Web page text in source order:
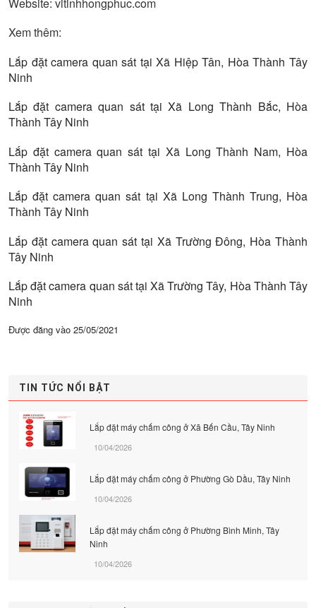
Xem thêm:
Lắp đặt camera quan sát tại Xã Hiệp Tân, Hòa Thành Tây
Ninh
Lắp đặt camera quan sát tại Xã Long Thành Bắc, Hòa
Thành Tây Ninh
Lắp đặt camera quan sát tại Xã Long Thành Nam, Hòa
Thành Tây Ninh
Lắp đặt camera quan sát tại Xã Long Thành Trung, Hòa
Thành Tây Ninh
Lắp đặt camera quan sát tại Xã Trường Đông, Hòa Thành
Tây Ninh
Lắp đặt camera quan sát tại Xã Trường Tây, Hòa Thành Tây
Ninh
Được đăng vào 25/05/2021
TIN TỨC NỔI BẬT
Lắp đặt máy chấm công ở Xã Bến Cầu, Tây Ninh
10/04/2026
Lắp đặt máy chấm công ở Phường Gò Dầu, Tây Ninh
10/04/2026
Lắp đặt máy chấm công ở Phường Bình Minh, Tây
Ninh
10/04/2026